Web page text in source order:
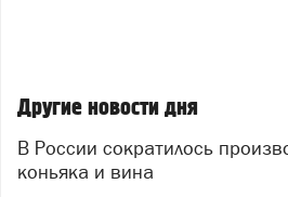
Другие новости дня
В России сократилось производство водки,
коньяка и вина